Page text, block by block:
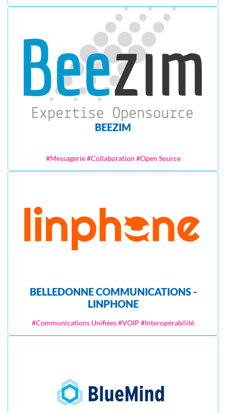
BEEZIM
#Messagerie #Collaboration #Open Source
BELLEDONNE COMMUNICATIONS -
LINPHONE
#Communications Unifiées #VOIP #Interopérabilité